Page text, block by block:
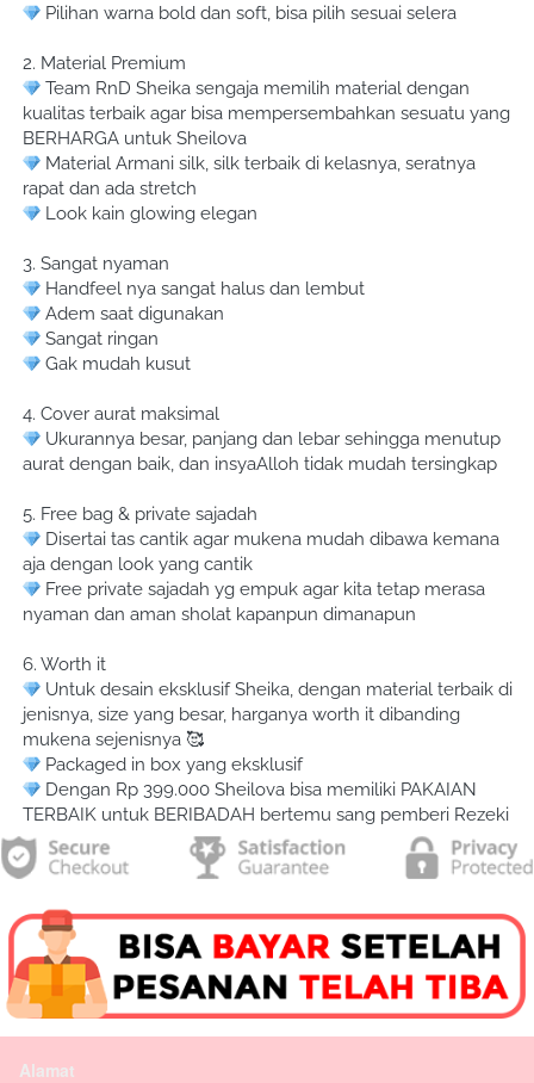
Pilihan warna bold dan soft, bisa pilih sesuai selera
2. Material Premium
Team RnD Sheika sengaja memilih material dengan
kualitas terbaik agar bisa mempersembahkan sesuatu yang
BERHARGA untuk Sheilova
Material Armani silk, silk terbaik di kelasnya, seratnya
rapat dan ada stretch
Look kain glowing elegan
3. Sangat nyaman
Handfeel nya sangat halus dan lembut
Adem saat digunakan
Sangat ringan
Gak mudah kusut
4. Cover aurat maksimal
Ukurannya besar, panjang dan lebar sehingga menutup
aurat dengan baik, dan insyaAlloh tidak mudah tersingkap
5. Free bag & private sajadah
Disertai tas cantik agar mukena mudah dibawa kemana
aja dengan look yang cantik
Free private sajadah yg empuk agar kita tetap merasa
nyaman dan aman sholat kapanpun dimanapun
6. Worth it
Untuk desain eksklusif Sheika, dengan material terbaik di
jenisnya, size yang besar, harganya worth it dibanding
mukena sejenisnya 🥰
Packaged in box yang eksklusif
Dengan Rp 399.000 Sheilova bisa memiliki PAKAIAN
TERBAIK untuk BERIBADAH bertemu sang pemberi Rezeki
Alamat